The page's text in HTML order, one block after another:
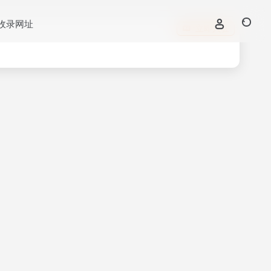
录网址 立即入驻